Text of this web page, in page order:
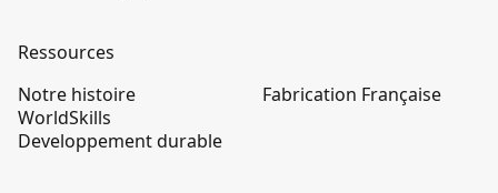
Ressources
Notre histoire
WorldSkills
Developpement durable
Fabrication Française